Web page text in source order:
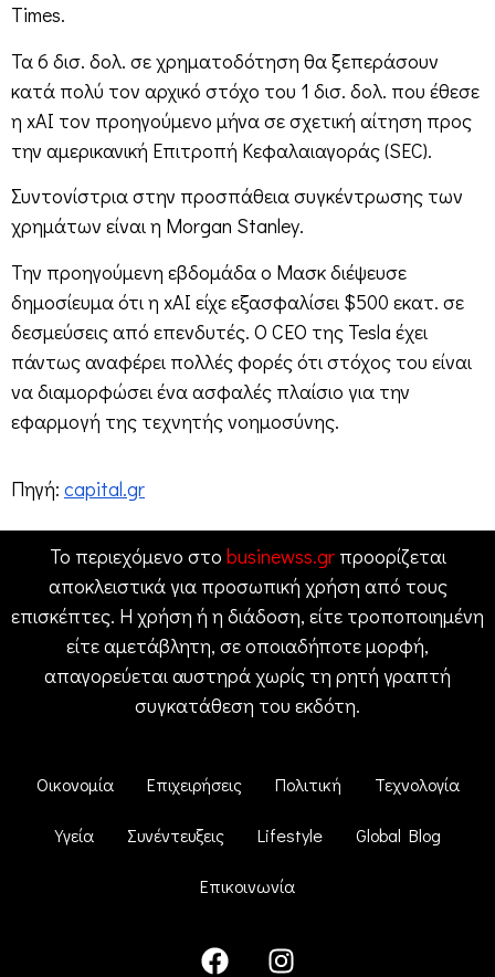
Times.
Τα 6 δισ. δολ. σε χρηματοδότηση θα ξεπεράσουν
κατά πολύ τον αρχικό στόχο του 1 δισ. δολ. που έθεσε
η xAI τον προηγούμενο μήνα σε σχετική αίτηση προς
την αμερικανική Επιτροπή Κεφαλαιαγοράς (SEC).
Συντονίστρια στην προσπάθεια συγκέντρωσης των
χρημάτων είναι η Morgan Stanley.
Την προηγούμενη εβδομάδα ο Μασκ διέψευσε
δημοσίευμα ότι η xAI είχε εξασφαλίσει $500 εκατ. σε
δεσμεύσεις από επενδυτές. Ο CEO της Tesla έχει
πάντως αναφέρει πολλές φορές ότι στόχος του είναι
να διαμορφώσει ένα ασφαλές πλαίσιο για την
εφαρμογή της τεχνητής νοημοσύνης.
Πηγή: capital.gr
Το περιεχόμενο στο businewss.grπροορίζεται
αποκλειστικά για προσωπική χρήση από τους
επισκέπτες. Η χρήση ή η διάδοση, είτε τροποποιημένη
είτε αμετάβλητη, σε οποιαδήποτε μορφή,
απαγορεύεται αυστηρά χωρίς τη ρητή γραπτή
συγκατάθεση του εκδότη.
Οικονομία Επιχειρήσεις Πολιτική Τεχνολογία
Υγεία Συνέντευξεις Lifestyle Global Blog
Επικοινωνία